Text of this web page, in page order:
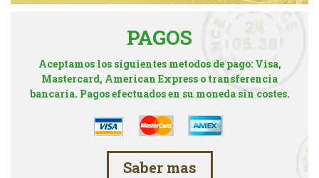
PAGOS
Aceptamos los siguientes metodos de pago: Visa,
Mastercard, American Express o transferencia
bancaria. Pagos efectuados en su moneda sin costes.
Saber mas